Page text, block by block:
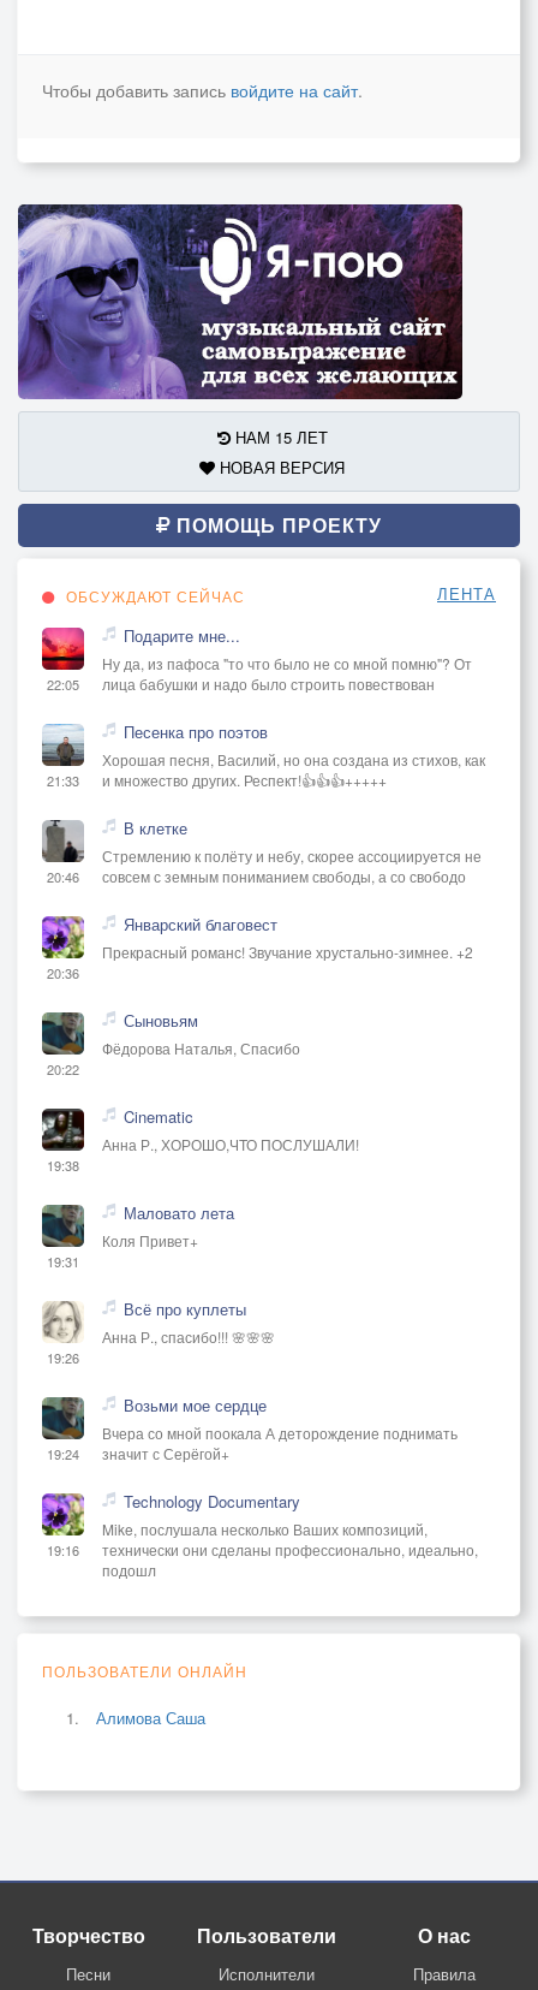
Чтобы добавить запись войдите на сайт.
НАМ 15 ЛЕТ
НОВАЯ ВЕРСИЯ
ПОМОЩЬ ПРОЕКТУ
ОБСУЖДАЮТ СЕЙЧАС ЛЕНТА
22:05
Подарите мне...
Ну да, из пафоса "то что было не со мной помню"? От
лица бабушки и надо было строить повествован
21:33
Песенка про поэтов
Хорошая песня, Василий, но она создана из стихов, как
и множество других. Респект!👍👍👍+++++
20:46
В клетке
Стремлению к полёту и небу, скорее ассоциируется не
совсем с земным пониманием свободы, а со свободо
20:36
Январский благовест
Прекрасный романс! Звучание хрустально-зимнее. +2
20:22
Сыновьям
Фёдорова Наталья, Спасибо
19:38
Cinematic
Анна Р., ХОРОШО,ЧТО ПОСЛУШАЛИ!
19:31
Маловато лета
Коля Привет+
19:26
Всё про куплеты
Анна Р., спасибо!!! 🌸🌸🌸
19:24
Возьми мое сердце
Вчера со мной поокала А деторождение поднимать
значит с Серёгой+
19:16
Technology Documentary
Mike, послушала несколько Ваших композиций,
технически они сделаны профессионально, идеально,
подошл
ПОЛЬЗОВАТЕЛИ ОНЛАЙН
Алимова Саша
Творчество
Песни
Пользователи
Исполнители
О нас
Правила